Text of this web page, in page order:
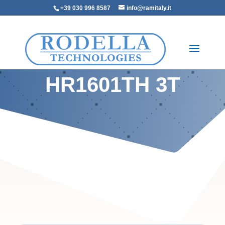
+39 030 996 8587 info@ramitaly.it
HR1601TH 3T